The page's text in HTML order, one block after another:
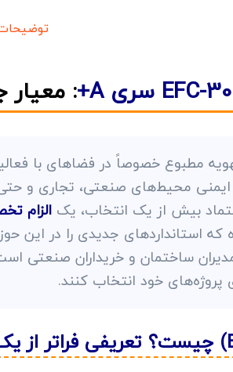
: معیار
مطبوع خصوصاً در فضاهای با
محیط‌های صنعتی، تجاری و
بیش از یک انتخاب، یک الزام
که استانداردهای جدیدی را در این
ساختمان و خریداران صنعتی
پروژه‌های خود انتخاب کنند.